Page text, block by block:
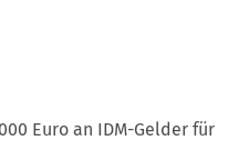
Euro an IDM-Gelder für